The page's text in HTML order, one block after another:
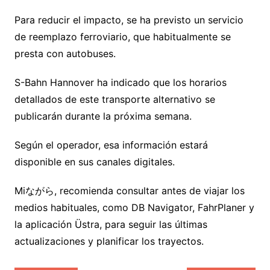
Para reducir el impacto, se ha previsto un servicio
de reemplazo ferroviario, que habitualmente se
presta con autobuses.
S-Bahn Hannover ha indicado que los horarios
detallados de este transporte alternativo se
publicarán durante la próxima semana.
Según el operador, esa información estará
disponible en sus canales digitales.
Miながら, recomienda consultar antes de viajar los
medios habituales, como DB Navigator, FahrPlaner y
la aplicación Üstra, para seguir las últimas
actualizaciones y planificar los trayectos.